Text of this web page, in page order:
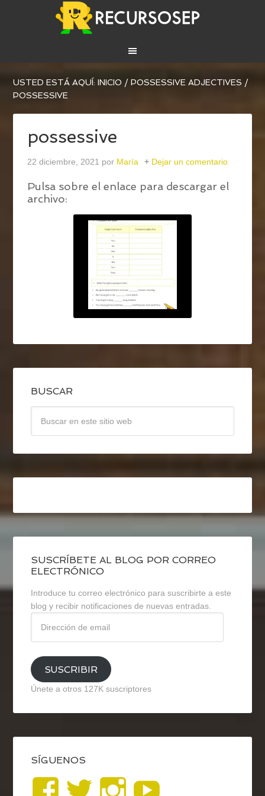
USTED ESTÁ AQUÍ:INICIO / POSSESSIVE ADJECTIVES /
POSSESSIVE
possessive
22 diciembre, 2021 por María Dejar un comentario
Pulsa sobre el enlace para descargar el
archivo:
BUSCAR
SUSCRÍBETE AL BLOG POR CORREO
ELECTRÓNICO
Introduce tu correo electrónico para suscribirte a este
blog y recibir notificaciones de nuevas entradas.
email
SUSCRIBIR
Únete a otros 127K suscriptores
SÍGUENOS
VerVerVer